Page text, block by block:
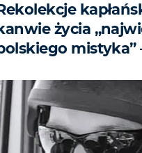
życia
mistyka”